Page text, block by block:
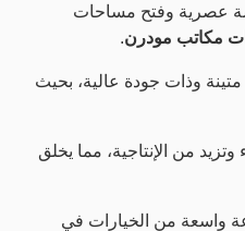
عصرية وفتح مساحات
مكاتب مودرن.
وذات جودة عالية، بحيث
من الإنتاجية، مما يخلق
واسعة من الخيارات في